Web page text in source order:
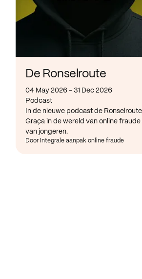
De Ronselroute
04 May 2026 - 31 Dec 2026
Podcast
In de nieuwe podcast de
Graça in de wereld van online fraude
van jongeren.
Door Integrale aanpak online fraude